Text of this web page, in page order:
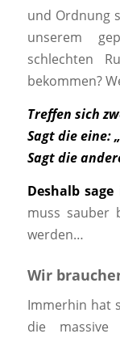
und Ordnung
unserem
schlechten
bekommen?
Treffen sich
Sagt die eine:
Sagt die
Deshalb
muss sauber
werden…
Wir
Immerhin hat
die massive